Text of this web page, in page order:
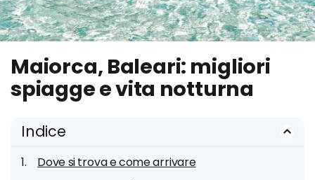
Maiorca, Baleari: migliori
spiagge e vita notturna
Indice
Dove si trova e come arrivare